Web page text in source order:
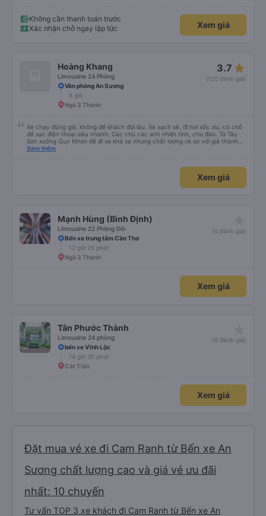
trên không bị vướng chân như các xe khác mình từng đi + Tài xế lơ xe nhiệt
tình hỗ trợ hỏi đón trả cực bao nhiệt tình nhẹ nhàn luôn nha + Trên xe còn
có bánh nước, khăn lạnh. Tới trạm tài xế còn tinh ý chuẩn bị thêm khăn lạnh
Không cần thanh toán trước
Xác nhận chỗ ngay lập tức
Xem giá
Hoàng Khang
Limousine 24 Phòng
3.7 star_rate
(120 đánh giá)
Văn phòng An Sương
8 giờ
Ngã 3 Thành
Xe chạy đúng giờ, không để khách đợi lâu. Xe sạch sẽ, đi hơi sốc xíu, có chỗ
để sạc điện thoại siêu nhanh. Các chú các anh nhiệt tình, chu đáo. Từ Tây
Sơn xuống Quy Nhơn để đi xe khá xa nhưng chất lượng ok so với giá thành
chung.
Xem thêm
Xem giá
Mạnh Hùng (Bình Định)
Limousine 22 Phòng Đôi
(0 đánh giá)
Bến xe trung tâm Cần Thơ
12 giờ 25 phút
Ngã 3 Thành
Xem giá
Tân Phước Thành
Limousine 24 phòng
(0 đánh giá)
bến xe Vĩnh Lộc
14 giờ 30 phút
Cát Tiến
Xem giá
Đặt mua vé xe đi Cam Ranh từ Bến xe An
Sương chất lượng cao và giá vé ưu đãi
nhất: 10 chuyến
Tư vấn TOP 3 xe khách đi Cam Ranh từ Bến xe An